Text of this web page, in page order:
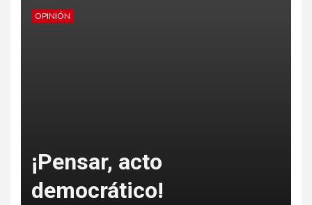
¿Código de ética?